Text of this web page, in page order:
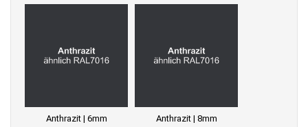
Anthrazit | 6mm Anthrazit | 8mm